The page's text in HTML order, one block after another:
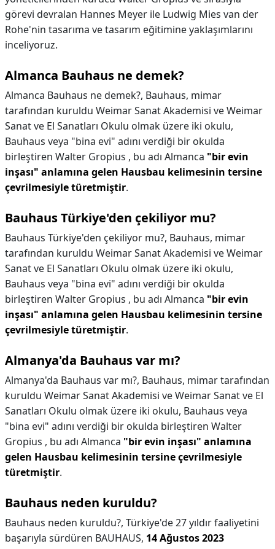
görevi devralan Hannes Meyer ile Ludwig Mies van der
Rohe'nin tasarıma ve tasarım eğitimine yaklaşımlarını
inceliyoruz.
Almanca Bauhaus ne demek?
Almanca Bauhaus ne demek?, Bauhaus, mimar
tarafından kuruldu Weimar Sanat Akademisi ve Weimar
Sanat ve El Sanatları Okulu olmak üzere iki okulu,
Bauhaus veya "bina evi" adını verdiği bir okulda
birleştiren Walter Gropius , bu adı Almanca "bir evin
inşası" anlamına gelen Hausbau kelimesinin tersine
çevrilmesiyle türetmiştir.
Bauhaus Türkiye'den çekiliyor mu?
Bauhaus Türkiye'den çekiliyor mu?, Bauhaus, mimar
tarafından kuruldu Weimar Sanat Akademisi ve Weimar
Sanat ve El Sanatları Okulu olmak üzere iki okulu,
Bauhaus veya "bina evi" adını verdiği bir okulda
birleştiren Walter Gropius , bu adı Almanca "bir evin
inşası" anlamına gelen Hausbau kelimesinin tersine
çevrilmesiyle türetmiştir.
Almanya'da Bauhaus var mı?
Almanya'da Bauhaus var mı?, Bauhaus, mimar tarafından
kuruldu Weimar Sanat Akademisi ve Weimar Sanat ve El
Sanatları Okulu olmak üzere iki okulu, Bauhaus veya
"bina evi" adını verdiği bir okulda birleştiren Walter
Gropius , bu adı Almanca "bir evin inşası" anlamına
gelen Hausbau kelimesinin tersine çevrilmesiyle
türetmiştir.
Bauhaus neden kuruldu?
Bauhaus neden kuruldu?, Türkiye'de 27 yıldır faaliyetini
başarıyla sürdüren BAUHAUS, 14 Ağustos 2023